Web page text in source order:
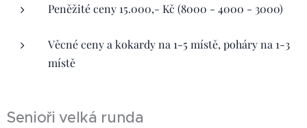
Peněžité ceny 15.000,- Kč (8000 - 4000 - 3000)
Věcné ceny a kokardy na 1-5 místě, poháry na 1-3
místě
Senioři velká runda